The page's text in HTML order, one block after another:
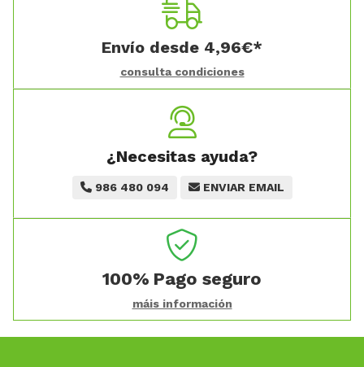
Envío desde 4,96€*
consulta condiciones
¿Necesitas ayuda?
986 480 094 ENVIAR EMAIL
100% Pago seguro
máis información